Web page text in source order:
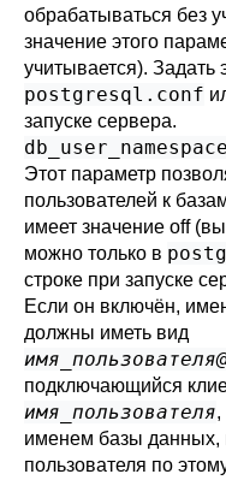
обрабатываться без
значение этого
учитывается). Задать
postgresql.conf
запуске сервера.
db_user_namespace
Этот параметр
пользователей к
имеет значение off
можно только в
строке при запуске
Если он включён,
должны иметь вид
подключающийся
имя_пользователя,
именем базы данных,
пользователя по